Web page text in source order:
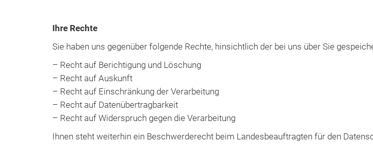
Ihre Rechte
Sie haben uns gegenüber folgende Rechte, hinsichtlich der bei uns über Sie
– Recht auf Berichtigung und Löschung
– Recht auf Auskunft
– Recht auf Einschränkung der Verarbeitung
– Recht auf Datenübertragbarkeit
– Recht auf Widerspruch gegen die Verarbeitung
Ihnen steht weiterhin ein Beschwerderecht beim Landesbeauftragten für den